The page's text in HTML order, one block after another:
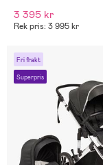
3 395 kr
Rek pris: 3 995 kr
Fri frakt
Superpris